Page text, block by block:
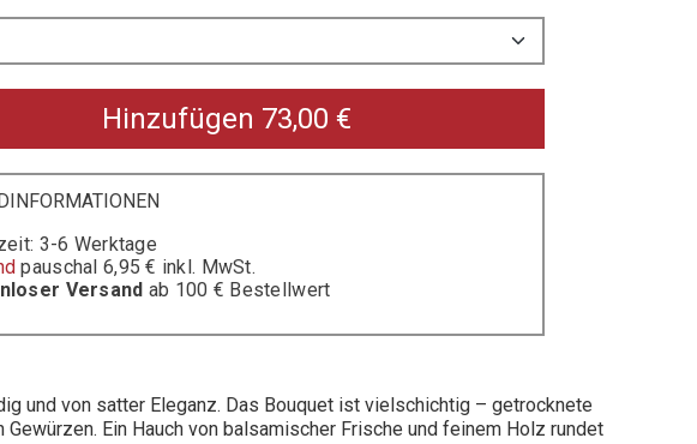
Hinzufügen 73,00 €
3-6 Werktage
pauschal 6,95 € inkl. MwSt.
Versand ab 100 € Bestellwert
und von satter Eleganz. Das Bouquet ist vielschichtig – getrocknete
Ein Hauch von balsamischer Frische und feinem Holz rundet